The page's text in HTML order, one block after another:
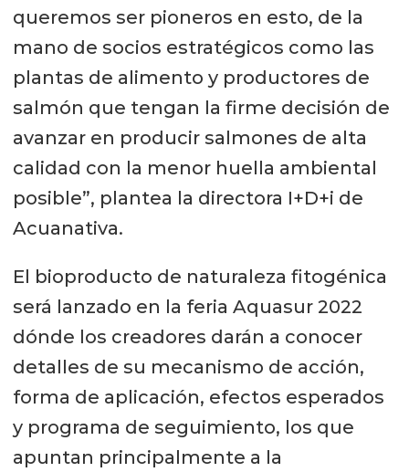
queremos ser pioneros en esto, de la
mano de socios estratégicos como las
plantas de alimento y productores de
salmón que tengan la firme decisión de
avanzar en producir salmones de alta
calidad con la menor huella ambiental
posible”, plantea la directora I+D+i de
Acuanativa.
El bioproducto de naturaleza fitogénica
será lanzado en la feria Aquasur 2022
dónde los creadores darán a conocer
detalles de su mecanismo de acción,
forma de aplicación, efectos esperados
y programa de seguimiento, los que
apuntan principalmente a la